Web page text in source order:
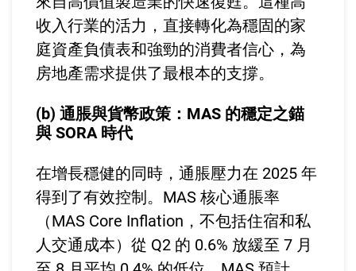
收入行業的活力，直接轉化為穩固的家
庭資產負債表和強勁的消費者信心，為
房地產需求提供了最根本的支撐。
(b) 通脹與貨幣政策：MAS 的穩定之錨
與 SORA 時代
在增長穩健的同時，通脹壓力在 2025 年
得到了有效控制。MAS 核心通脹率
（MAS Core Inflation，不包括住宿和私
人交通成本）從 Q2 的 0.6% 放緩至 7 月